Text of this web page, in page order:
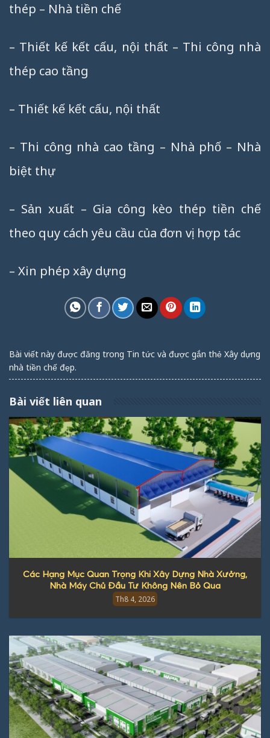
thép – Nhà tiền chế
– Thiết kế kết cấu, nội thất – Thi công nhà
thép cao tầng
– Thiết kế kết cấu, nội thất
– Thi công nhà cao tầng – Nhà phố – Nhà
biệt thự
– Sản xuất – Gia công kèo thép tiền chế
theo quy cách yêu cầu của đơn vị hợp tác
– Xin phép xây dựng
Bài viết này được đăng trong Tin tức và được gắn thẻ Xây dựng
nhà tiền chế đẹp.
Bài viết liên quan
Các Hạng Mục Quan Trọng Khi Xây Dựng Nhà Xưởng,
Nhà Máy Chủ Đầu Tư Không Nên Bỏ Qua
Th8 4, 2026